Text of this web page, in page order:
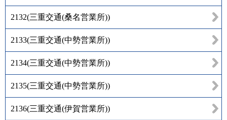
2132(三重交通(桑名営業所))
2133(三重交通(中勢営業所))
2134(三重交通(中勢営業所))
2135(三重交通(中勢営業所))
2136(三重交通(伊賀営業所))